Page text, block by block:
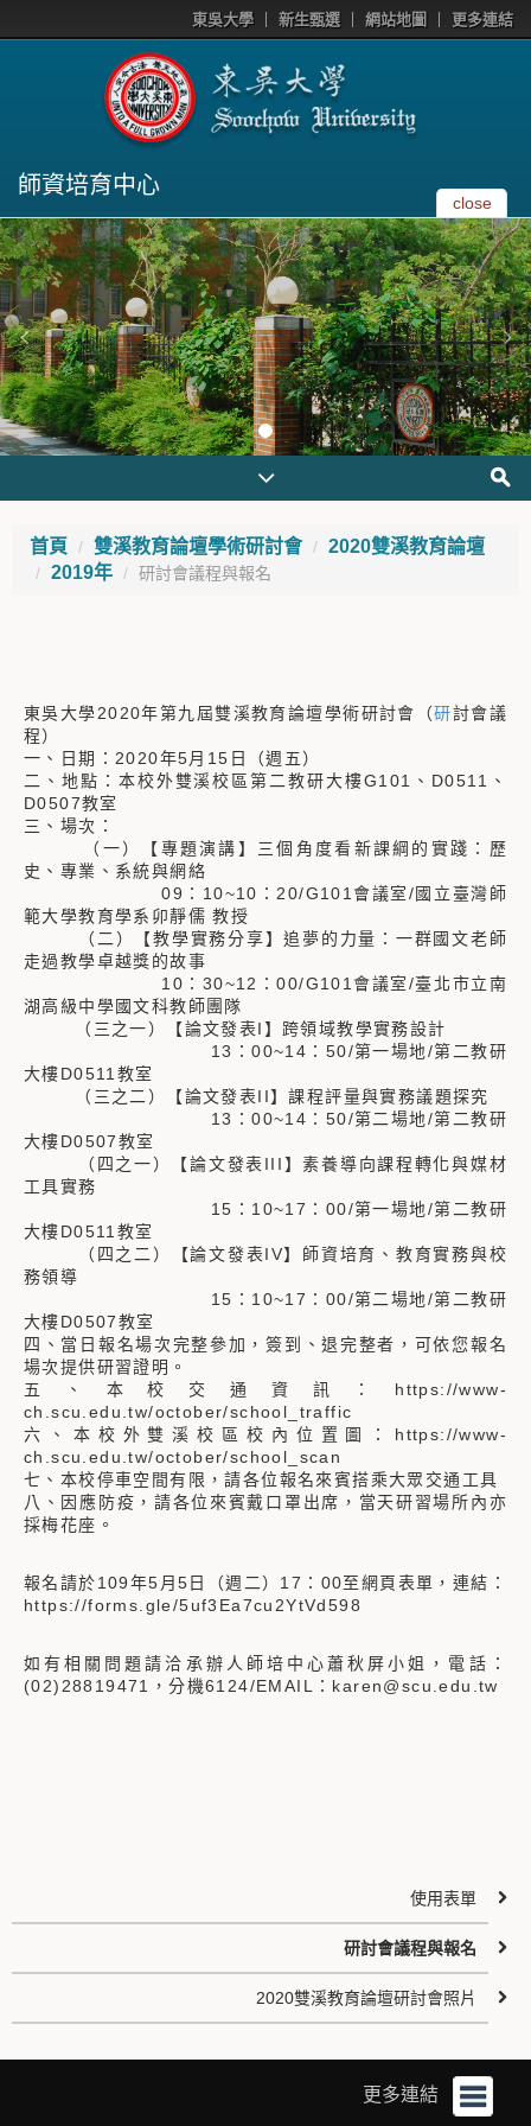
東吳大學 新生甄選 網站地圖 更多連結
師資培育中心
close
首頁 雙溪教育論壇學術研討會
2020雙溪教育論壇
2019年
研討會議程與報名
東吳大學2020年第九屆雙溪教育論壇學術研討會（研討會議
程）
一、日期：2020年5月15日（週五）
二、地點：本校外雙溪校區第二教研大樓G101、D0511、
D0507教室
三、場次：
（一）【專題演講】三個角度看新課綱的實踐：歷
史、專業、系統與網絡
09：10~10：20/G101會議室/國立臺灣師
範大學教育學系卯靜儒 教授
（二）【教學實務分享】追夢的力量：一群國文老師
走過教學卓越獎的故事
10：30~12：00/G101會議室/臺北市立南
湖高級中學國文科教師團隊
（三之一）【論文發表I】跨領域教學實務設計
13：00~14：50/第一場地/第二教研
大樓D0511教室
（三之二）【論文發表II】課程評量與實務議題探究
13：00~14：50/第二場地/第二教研
大樓D0507教室
（四之一）【論文發表III】素養導向課程轉化與媒材
工具實務
15：10~17：00/第一場地/第二教研
大樓D0511教室
（四之二）【論文發表IV】師資培育、教育實務與校
務領導
15：10~17：00/第二場地/第二教研
大樓D0507教室
四、當日報名場次完整參加，簽到、退完整者，可依您報名
場次提供研習證明。
五、本校交通資訊：https://www-
ch.scu.edu.tw/october/school_traffic
六、本校外雙溪校區校內位置圖：https://www-
ch.scu.edu.tw/october/school_scan
七、本校停車空間有限，請各位報名來賓搭乘大眾交通工具
八、因應防疫，請各位來賓戴口罩出席，當天研習場所內亦
採梅花座。
報名請於109年5月5日（週二）17：00至網頁表單，連結：
https://forms.gle/5uf3Ea7cu2YtVd598
如有相關問題請洽承辦人師培中心蕭秋屏小姐，電話：
(02)28819471，分機6124/EMAIL：karen@scu.edu.tw
使用表單
研討會議程與報名
2020雙溪教育論壇研討會照片
更多連結